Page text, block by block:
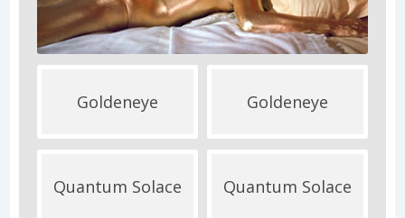
Goldeneye Goldeneye
Quantum Solace Quantum Solace